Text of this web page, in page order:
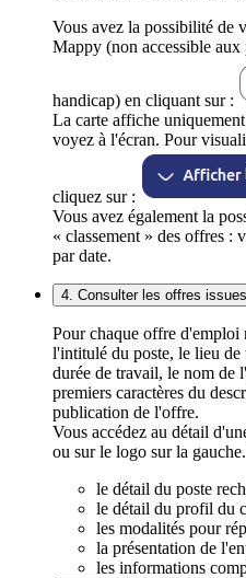
Vous avez la possibilité de
Mappy (non accessible aux
handicap) en cliquant sur :
La carte affiche
voyez à l'écran. Pour
cliquez sur :
Vous avez également la
« classement » des offres :
par date.
4. Consulter les offres
Pour chaque offre d'emploi
l'intitulé du poste, le lieu de
durée de travail, le nom de
premiers caractères du
publication de l'offre.
Vous accédez au détail
ou sur le logo sur la
le détail du poste
le détail du profil du
les modalités pour
la présentation de
les informations